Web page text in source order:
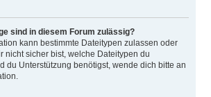
sind in diesem Forum zulässig?
kann bestimmte Dateitypen zulassen oder
nicht sicher bist, welche Dateitypen du
du Unterstützung benötigst, wende dich bitte an